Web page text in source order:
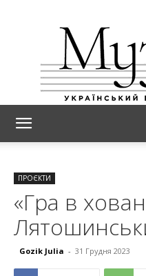
ПРОЄКТИ
«Гра в
Gozik Julia - 31 Грудня 2023